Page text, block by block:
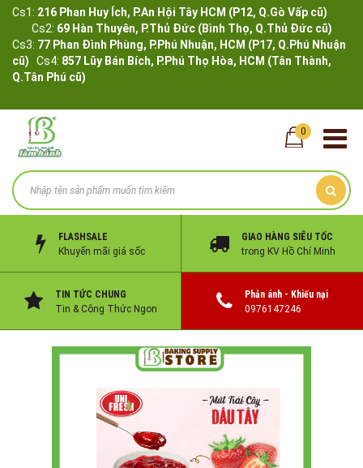
Cs1: 216 Phan Huy Ích, P.An Hội Tây HCM (P12, Q.Gò Vấp cũ)
Cs2: 69 Hàn Thuyên, P.Thủ Đức (Bình Thọ, Q.Thủ Đức cũ)
Cs3: 77 Phan Đình Phùng, P.Phú Nhuận, HCM (P17, Q.Phú Nhuận
cũ) Cs4: 857 Lũy Bán Bích, P.Phú Thọ Hòa, HCM (Tân Thành,
Q.Tân Phú cũ)
0
FLASHSALE
Khuyến mãi giá sốc
GIAO HÀNG SIÊU TỐC
trong KV Hồ Chí Minh
TIN TỨC CHUNG
Tin & Công Thức Ngon
Phản ánh - Khiếu nại
0976147246